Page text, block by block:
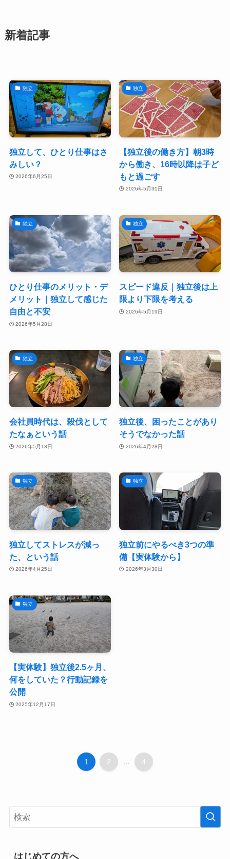
新着記事
独立
独立して、ひとり仕事はさ
みしい？
2026年6月25日
独立
【独立後の働き方】朝3時
から働き、16時以降は子ど
もと過ごす
2026年5月31日
独立
ひとり仕事のメリット・デ
メリット｜独立して感じた
自由と不安
2026年5月28日
独立
スピード違反｜独立後は上
限より下限を考える
2026年5月19日
独立
会社員時代は、殺伐として
たなぁという話
2026年5月13日
独立
独立後、困ったことがあり
そうでなかった話
2026年4月28日
独立
独立してストレスが減っ
た、という話
2026年4月25日
独立
独立前にやるべき3つの準
備【実体験から】
2026年3月30日
独立
【実体験】独立後2.5ヶ月、
何をしていた？行動記録を
公開
2025年12月17日
1 2 4
はじめての方へ